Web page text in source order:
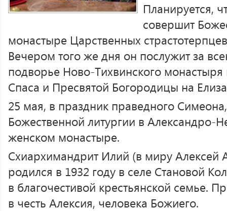
Планируется,
совершит
монастыре Царственных
Вечером того же дня он послужит за
подворье Ново-Тихвинского монастыря
Спаса и Пресвятой Богородицы на
25 мая, в праздник праведного
Божественной литургии в Александро-
женском монастыре.
Схиархимандрит Илий (в миру Алексей
родился в 1932 году в селе Становой
в благочестивой крестьянской семье.
в честь Алексия, человека Божиего.